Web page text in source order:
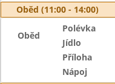
Oběd (11:00 - 14:00)
Oběd
Polévka
Jídlo
Příloha
Nápoj